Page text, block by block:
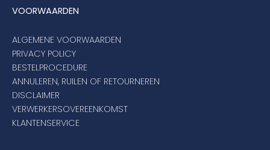
VOORWAARDEN
ALGEMENE VOORWAARDEN
PRIVACY POLICY
BESTELPROCEDURE
ANNULEREN, RUILEN OF RETOURNEREN
DISCLAIMER
VERWERKERSOVEREENKOMST
KLANTENSERVICE